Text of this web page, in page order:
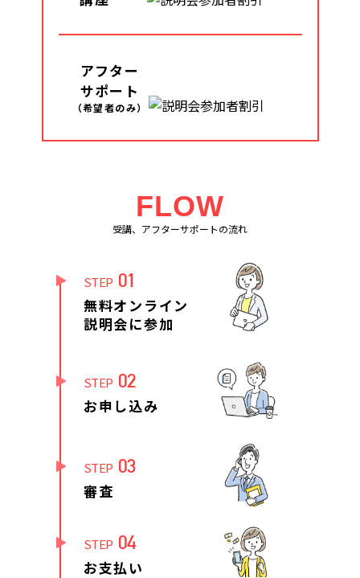
アフター
サポート
（希望者のみ）
FLOW
受講、アフターサポートの流れ
STEP 01
無料オンライン
説明会に参加
STEP 02
お申し込み
STEP 03
審査
STEP 04
お支払い